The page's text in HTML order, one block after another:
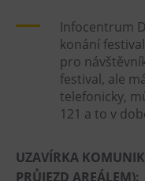
Restaurace VP ART
Bistropen
CØKAFE Dolní
FUTURE café
Ubytování
Infocentrum
konání
pro
festival, ale
telefonicky,
121 a to v
UZAVÍRKA
PRŮJEZD AREÁLEM):